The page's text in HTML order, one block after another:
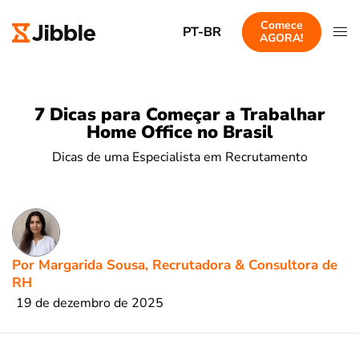
PT-BR
Comece
AGORA!
7 Dicas para Começar a Trabalhar
Home Office no Brasil
Dicas de uma Especialista em Recrutamento
Por Margarida Sousa, Recrutadora & Consultora de
RH
19 de dezembro de 2025